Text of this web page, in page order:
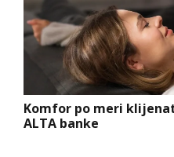
Komfor po meri
ALTA banke